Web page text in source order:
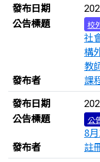
發布日期
公告標題 校
社
構
教
發布者
課
發布日期
公告標題 公
8
發布者
註